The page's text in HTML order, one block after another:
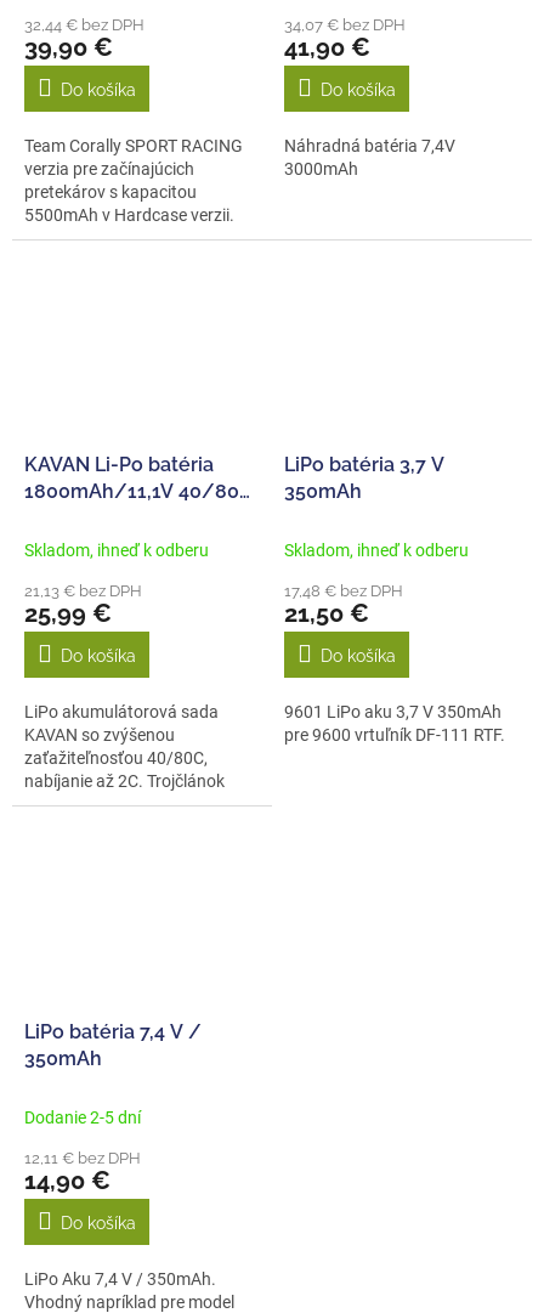
32,44 € bez DPH
39,90 €
Do košíka
Team Corally SPORT RACING
verzia pre začínajúcich
pretekárov s kapacitou
5500mAh v Hardcase verzii.
Konfigurácia: 2S...
34,07 € bez DPH
41,90 €
Do košíka
Náhradná batéria 7,4V
3000mAh
KAVAN Li-Po batéria
1800mAh/11,1V 40/80C
Skladom, ihneď k odberu
21,13 € bez DPH
25,99 €
Do košíka
LiPo akumulátorová sada
KAVAN so zvýšenou
zaťažiteľnosťou 40/80C,
nabíjanie až 2C. Trojčlánok
3s1p 11,1V 1800 mAh,...
LiPo batéria 3,7 V
350mAh
Skladom, ihneď k odberu
17,48 € bez DPH
21,50 €
Do košíka
9601 LiPo aku 3,7 V 350mAh
pre 9600 vrtuľník DF-111 RTF.
LiPo batéria 7,4 V /
350mAh
Dodanie 2-5 dní
12,11 € bez DPH
14,90 €
Do košíka
LiPo Aku 7,4 V / 350mAh.
Vhodný napríklad pre model